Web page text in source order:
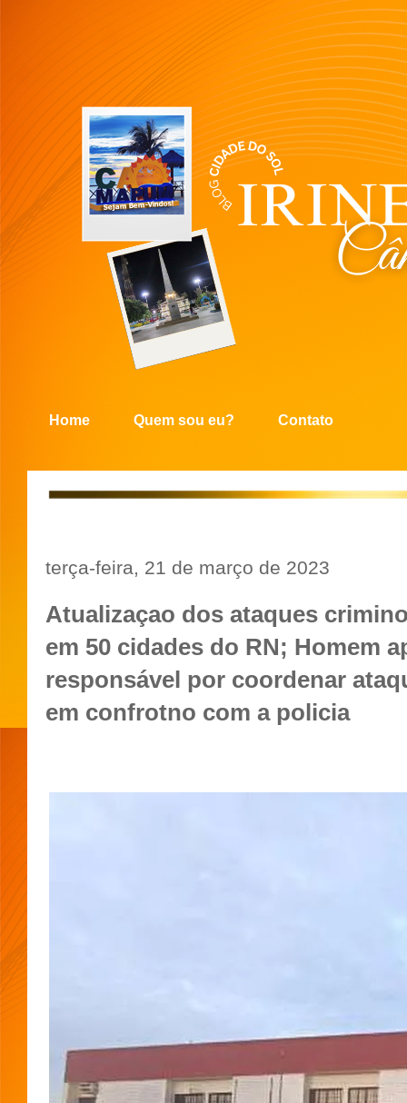
Home Quem sou eu? Contato
terça-feira, 21 de março de 2023
Atualizaçao dos ataques
em 50 cidades do RN; Homem
responsável por coordenar
em confrotno com a policia